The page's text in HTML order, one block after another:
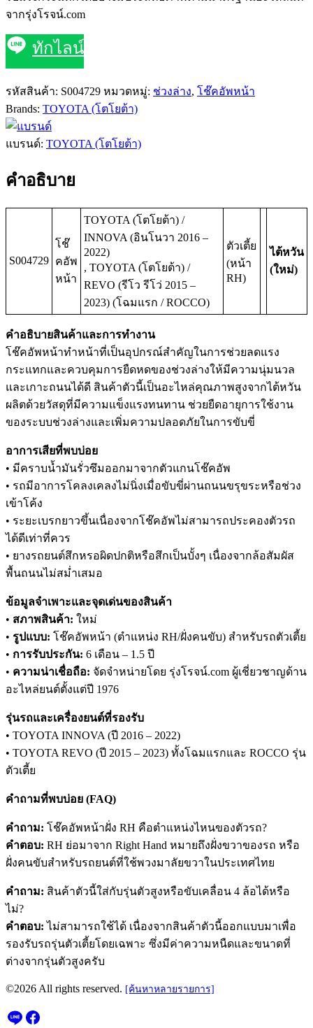
จากรุ่งโรจน์.com
ทักไลน์
รหัสสินค้า: S004729 หมวดหมู่: ช่วงล่าง, โช๊คอัพหน้า
Brands: TOYOTA (โตโยต้า)
แบรนด์: TOYOTA (โตโยต้า)
คำอธิบาย
S004729
โช๊
คอัพ
หน้า
TOYOTA (โตโยต้า) /
INNOVA (อินโนวา 2016 –
2022)
, TOYOTA (โตโยต้า) /
REVO (รีโว รีโว่ 2015 –
2023) (โฉมแรก / ROCCO)
ตัวเตี้ย
(หน้า
RH)
ไต้หวัน
(ใหม่)
คำอธิบายสินค้าและการทำงาน
โช๊คอัพหน้าทำหน้าที่เป็นอุปกรณ์สำคัญในการช่วยลดแรง
กระแทกและควบคุมการยืดหดของช่วงล่างให้มีความนุ่มนวล
และเกาะถนนได้ดี สินค้าตัวนี้เป็นอะไหล่คุณภาพสูงจากไต้หวัน
ผลิตด้วยวัสดุที่มีความแข็งแรงทนทาน ช่วยยืดอายุการใช้งาน
ของระบบช่วงล่างและเพิ่มความปลอดภัยในการขับขี่
อาการเสียที่พบบ่อย
• มีคราบน้ำมันรั่วซึมออกมาจากตัวแกนโช๊คอัพ
• รถมีอาการโคลงเคลงไม่นิ่งเมื่อขับขี่ผ่านถนนขรุขระหรือช่วง
เข้าโค้ง
• ระยะเบรกยาวขึ้นเนื่องจากโช๊คอัพไม่สามารถประคองตัวรถ
ได้ดีเท่าที่ควร
• ยางรถยนต์สึกหรอผิดปกติหรือสึกเป็นบั้งๆ เนื่องจากล้อสัมผัส
พื้นถนนไม่สม่ำเสมอ
ข้อมูลจำเพาะและจุดเด่นของสินค้า
• สภาพสินค้า: ใหม่
• รูปแบบ: โช๊คอัพหน้า (ตำแหน่ง RH/ฝั่งคนขับ) สำหรับรถตัวเตี้ย
• การรับประกัน: 6 เดือน – 1.5 ปี
• ความน่าเชื่อถือ: จัดจำหน่ายโดย รุ่งโรจน์.com ผู้เชี่ยวชาญด้าน
อะไหล่ยนต์ตั้งแต่ปี 1976
รุ่นรถและเครื่องยนต์ที่รองรับ
• TOYOTA INNOVA (ปี 2016 – 2022)
• TOYOTA REVO (ปี 2015 – 2023) ทั้งโฉมแรกและ ROCCO รุ่น
ตัวเตี้ย
คำถามที่พบบ่อย (FAQ)
คำถาม: โช๊คอัพหน้าฝั่ง RH คือตำแหน่งไหนของตัวรถ?
คำตอบ: RH ย่อมาจาก Right Hand หมายถึงฝั่งขวาของรถ หรือ
ฝั่งคนขับสำหรับรถยนต์ที่ใช้พวงมาลัยขวาในประเทศไทย
คำถาม: สินค้าตัวนี้ใส่กับรุ่นตัวสูงหรือขับเคลื่อน 4 ล้อได้หรือ
ไม่?
คำตอบ: ไม่สามารถใช้ได้ เนื่องจากสินค้าตัวนี้ออกแบบมาเพื่อ
รองรับรถรุ่นตัวเตี้ยโดยเฉพาะ ซึ่งมีค่าความหนืดและขนาดที่
ต่างจากรุ่นตัวสูงครับ
©2026 All rights reserved. [ค้นหาหลายรายการ]